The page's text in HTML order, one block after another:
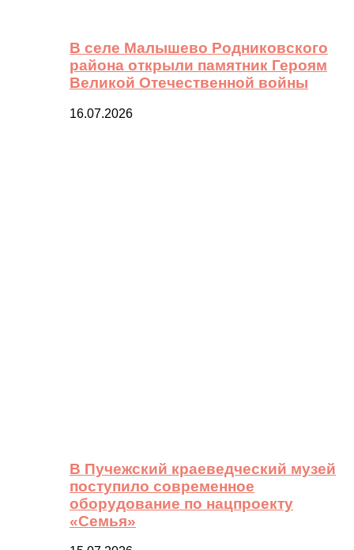
В селе Малышево Родниковского
района открыли памятник Героям
Великой Отечественной войны
16.07.2026
В Пучежский краеведческий музей
поступило современное
оборудование по нацпроекту
«Семья»